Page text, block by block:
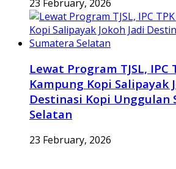
23 February, 2026
Lewat Program TJSL, IPC
Kampung Kopi Salipayak
Destinasi Kopi Unggulan
Selatan
23 February, 2026